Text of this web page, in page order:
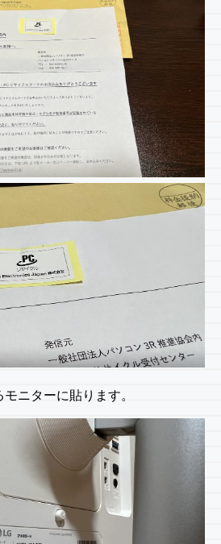
ニターに貼ります。